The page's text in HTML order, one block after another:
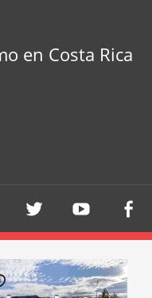
en Costa Rica